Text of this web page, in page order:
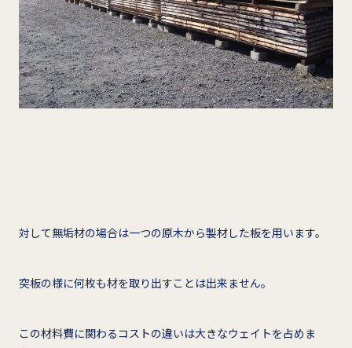
対して無垢材の場合は一つの原木から製材した板を用います。
突板の様に何枚も材を取り出すことは出来ません。
この材料費に関わるコストの違いは大きなウェイトを占めま